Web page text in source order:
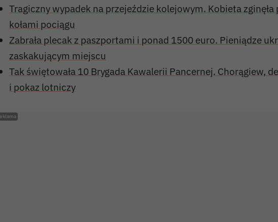
Tragiczny wypadek na przejeździe kolejowym. Kobieta zginęła
kołami pociągu
Zabrała plecak z paszportami i ponad 1500 euro. Pieniądze
zaskakującym miejscu
Tak świętowała 10 Brygada Kawalerii Pancernej. Chorągiew,
i pokaz lotniczy